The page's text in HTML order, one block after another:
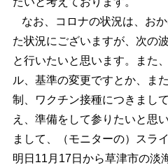
なお、コロナの状況は、お
た状況にございますが、次の
と行いたいと思います。また
ル、基準の変更ですとか、ま
制、ワクチン接種につきまし
え、準備をして参りたいと思
まして、（モニターの）スラ
明日11月17日から草津市の淡